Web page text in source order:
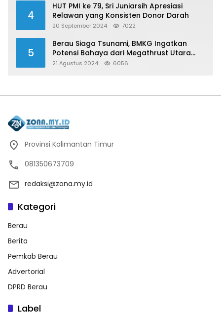
4
HUT PMI ke 79, Sri Juniarsih Apresiasi
Relawan yang Konsisten Donor Darah
20 September 2024 7022
5
Berau Siaga Tsunami, BMKG Ingatkan
Potensi Bahaya dari Megathrust Utara
Sulawesi
21 Agustus 2024 6056
Provinsi Kalimantan Timur
081350673709
redaksi@zona.my.id
Kategori
Berau
Berita
Pemkab Berau
Advertorial
DPRD Berau
Label